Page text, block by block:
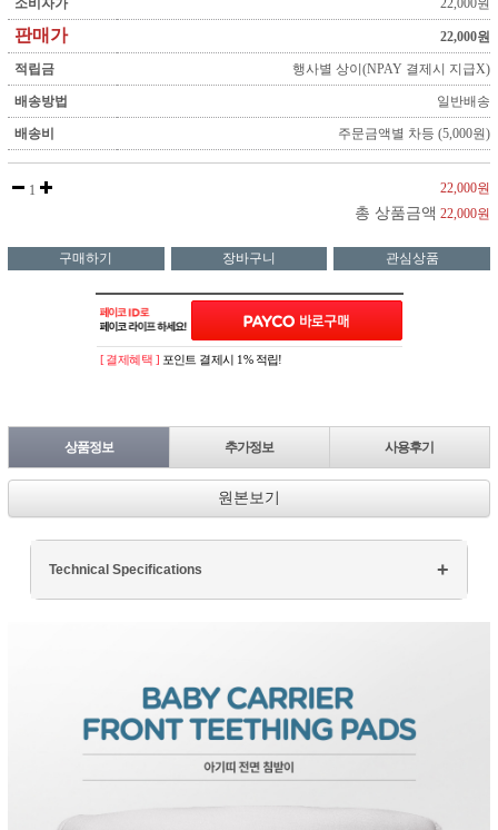
소비자가 22,000원
판매가 22,000원
적립금 행사별 상이(NPAY 결제시 지급X)
배송방법 일반배송
배송비 주문금액별 차등 (5,000원)
1 22,000원
총 상품금액 22,000원
구매하기 장바구니 관심상품
[ 결제혜택 ] 포인트 결제시 1% 적립!
상품정보 추가정보 사용후기
원본보기
Technical Specifications
Graphics: NVIDIA GTX 1660Ti